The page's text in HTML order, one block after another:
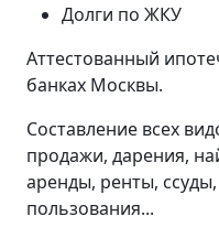
Долги по ЖКУ
Аттестованный
банках Москвы.
Составление всех
продажи, дарения,
аренды, ренты,
пользования...